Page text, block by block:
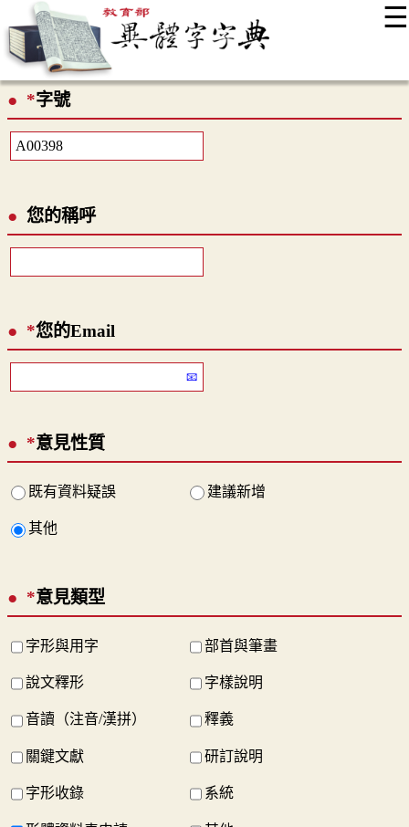
☰
最新消息
*字號
您的稱呼
*您的Email
*意見性質
既有資料疑誤 建議新增
其他
*意見類型
字形與用字 部首與筆畫
說文釋形 字樣說明
音讀（注音/漢拼） 釋義
關鍵文獻 研訂說明
字形收錄 系統